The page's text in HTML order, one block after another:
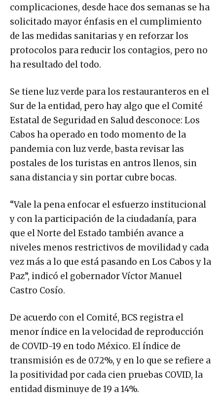
complicaciones, desde hace dos semanas se ha
solicitado mayor énfasis en el cumplimiento
de las medidas sanitarias y en reforzar los
protocolos para reducir los contagios, pero no
ha resultado del todo.
Se tiene luz verde para los restauranteros en el
Sur de la entidad, pero hay algo que el Comité
Estatal de Seguridad en Salud desconoce: Los
Cabos ha operado en todo momento de la
pandemia con luz verde, basta revisar las
postales de los turistas en antros llenos, sin
sana distancia y sin portar cubre bocas.
“Vale la pena enfocar el esfuerzo institucional
y con la participación de la ciudadanía, para
que el Norte del Estado también avance a
niveles menos restrictivos de movilidad y cada
vez más a lo que está pasando en Los Cabos y la
Paz”, indicó el gobernador Víctor Manuel
Castro Cosío.
De acuerdo con el Comité, BCS registra el
menor índice en la velocidad de reproducción
de COVID-19 en todo México. El índice de
transmisión es de 0.72%, y en lo que se refiere a
la positividad por cada cien pruebas COVID, la
entidad disminuye de 19 a 14%.